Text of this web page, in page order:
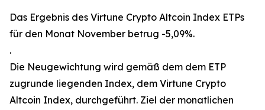
Das Ergebnis des Virtune Crypto Altcoin Index ETPs
für den Monat November betrug -5,09%.
.
Die Neugewichtung wird gemäß dem dem ETP
zugrunde liegenden Index, dem Virtune Crypto
Altcoin Index, durchgeführt. Ziel der monatlichen